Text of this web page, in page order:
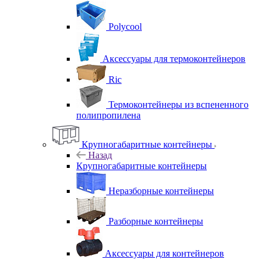
Polycool
Аксессуары для термоконтейнеров
Ric
Термоконтейнеры из вспененного
полипропилена
Крупногабаритные контейнеры
Назад
Крупногабаритные контейнеры
Неразборные контейнеры
Разборные контейнеры
Аксессуары для контейнеров